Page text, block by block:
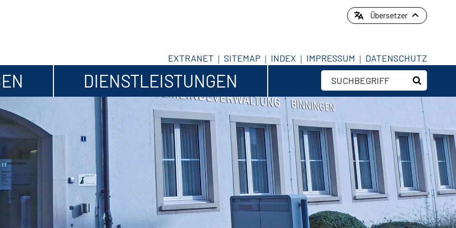
Übersetzer
EXTRANET SITEMAP INDEX IMPRESSUM DATENSCHUTZ
DIENSTLEISTUNGEN Suchbegriff
Suche